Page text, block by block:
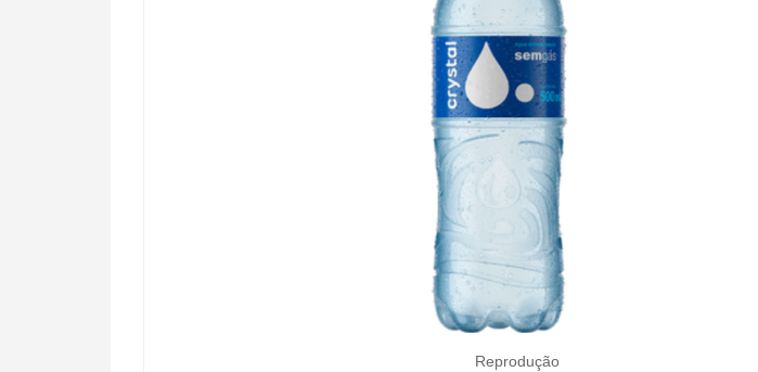
Reprodução